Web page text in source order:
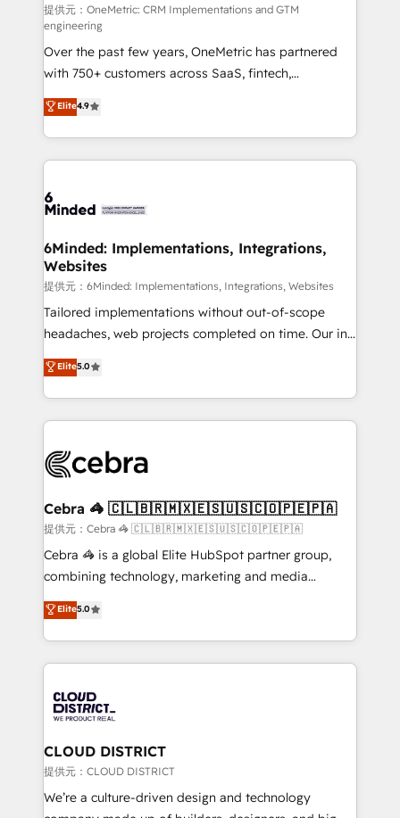
turn innovation into real impact. 🌍 Highlights •
HubSpot Partner since 2012 • 2022 EMEA Impact
Award: Best Integration • 150+ successful HubSpot
projects • Clients in 30+ industries • Proprietary
technology for integrations • Multilingual team:
English, Spanish, Portuguese & Italian 👉 Grow
smarter with AI and HubSpot.
提供元：OneMetric: CRM Implementations and GTM
engineering
Over the past few years, OneMetric has partnered
with 750+ customers across SaaS, fintech,
healthcare, real estate, and other industries. With
150+ HubSpot-certified experts, we deliver scalable
solutions to complex GTM and RevOps challenges.
Our Expertise 🔹 Onboarding & Implementation:
tailored to your GTM motion. 🔹 Migrations:
from other CRMs to HubSpot without data loss or
downtime. 🔹 RevOps Strategy: Align teams,
processes, and data to drive revenue efficiency. 🔹
Integrations: Connect HubSpot with your tech stack
for better adoption. 🔹 Custom Solutions: Build
SOC 2 Type II and ISO 27001 certified, reinforcing
our commitment to data security and compliance. At
Elite4.9
6Minded: Implementations, Integrations,
Websites
提供元：6Minded: Implementations, Integrations, Websites
Tailored implementations without out-of-scope
headaches, web projects completed on time. Our in-
house team of certified CRM architects, experts,
developers, designers, and marketers handles all
aspects of your HubSpot. ✨ 400+ global clients ✨
100+ seamless migrations from 15+ different CRMs
implementations, and 5,000+ pages ✨ CS: Clients
CS: 245% organic growth & +751% new visitors for a
full-funnel HubSpot project ✨ CS: 415% conversion
boost with a new HubSpot site Recognized leaders:
🏆 HubSpot Platform Migration Impact Award 🏆
Inbound Campaign of the Year 🏆 Gold AVA Digital
Award for Best Website 🌟 Accreditations: CRM
Elite5.0
Cebra 🦓 🇨🇱🇧🇷🇲🇽🇪🇸🇺🇸🇨🇴🇵🇪🇵🇦
提供元：Cebra 🦓 🇨🇱🇧🇷🇲🇽🇪🇸🇺🇸🇨🇴🇵🇪🇵🇦
Cebra 🦓 is a global Elite HubSpot partner group,
combining technology, marketing and media
expertise across Latin America and Southern
Europe, with teams across 7 countries. Born in Chile,
we combine local insight with international reach to
help businesses grow through technology, creativity,
500+ HubSpot implementations, building end-to-
end solutions that integrate CRM, AI automation,
inbound and loop marketing, content, and digital
creativity. Our multicultural team works in Spanish,
Portuguese, and English to design scalable strategies
that drive measurable growth. 🌎 Highlights: • 10+
Elite5.0
CLOUD DISTRICT
提供元：CLOUD DISTRICT
We’re a culture-driven design and technology